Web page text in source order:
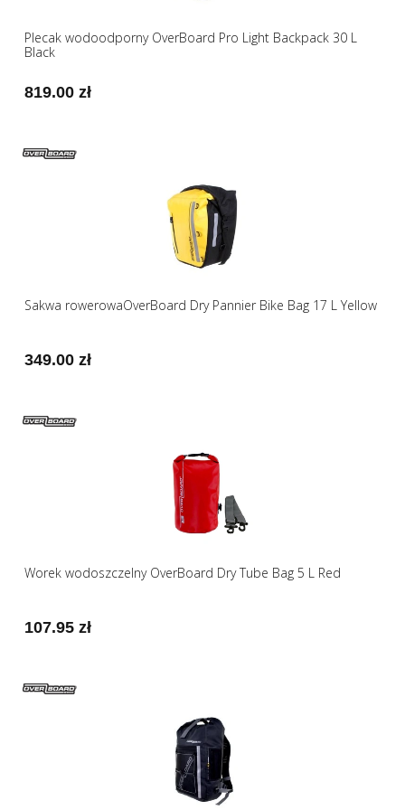
Plecak wodoodporny OverBoard Pro Light Backpack 30 L
Black
819.00 zł
Sakwa rowerowaOverBoard Dry Pannier Bike Bag 17 L Yellow
349.00 zł
Worek wodoszczelny OverBoard Dry Tube Bag 5 L Red
107.95 zł